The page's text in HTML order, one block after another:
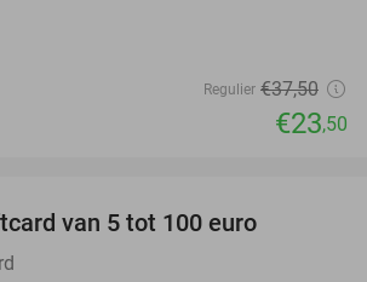
Regulier €37,50
€23,50
van 5 tot 100 euro